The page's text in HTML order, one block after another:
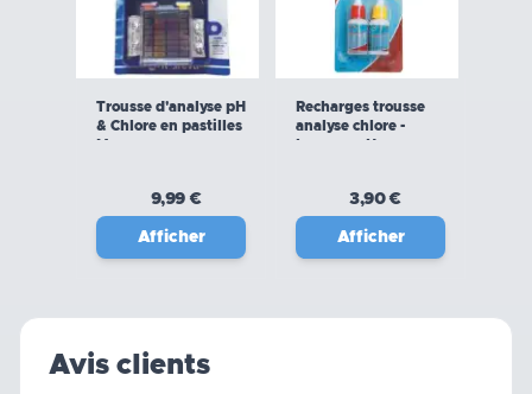
Trousse d'analyse pH
& Chlore en pastilles
9,99 €
Afficher
Recharges trousse
analyse chlore -
3,90 €
Afficher
Avis clients